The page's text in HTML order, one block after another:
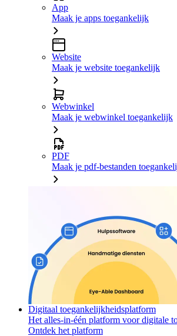
App
Maak je apps toegankelijk
Website
Maak je website toegankelijk
Webwinkel
Maak je webwinkel toegankelijk
PDF
Maak je pdf-bestanden
Digitaal toegankelijkheidsplatform
Het alles-in-één platform voor digitale
Ontdek het platform